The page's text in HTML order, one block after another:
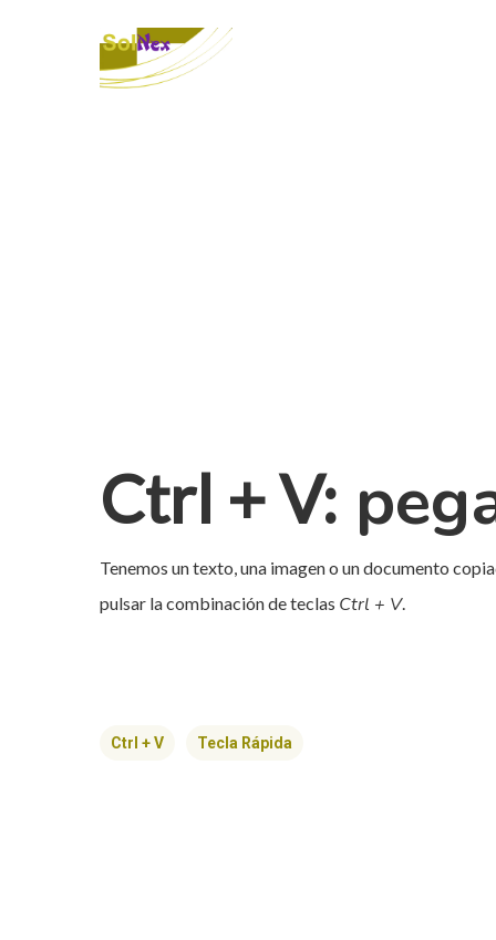
Ctrl + V:
Tenemos un texto, una imagen o un documento
pulsar la combinación de teclas Ctrl + V.
Ctrl + V Tecla Rápida